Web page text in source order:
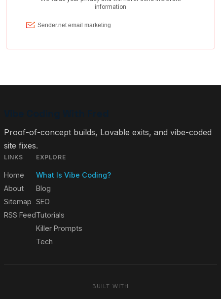
Proof-of-concept builds, Lovable exits, and vibe-coded
site fixes.
LINKS
Home
About
Sitemap
RSS Feed
EXPLORE
What Is Vibe Coding?
Blog
SEO
Tutorials
Killer Prompts
Tech
BUILT WITH